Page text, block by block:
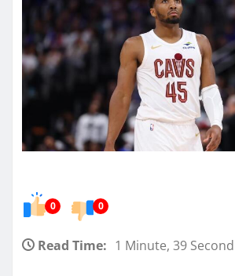
0 0
Read Time: 1 Minute, 39 Second